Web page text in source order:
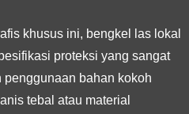
khusus ini, bengkel las lokal
proteksi yang sangat
penggunaan bahan kokoh
tebal atau material